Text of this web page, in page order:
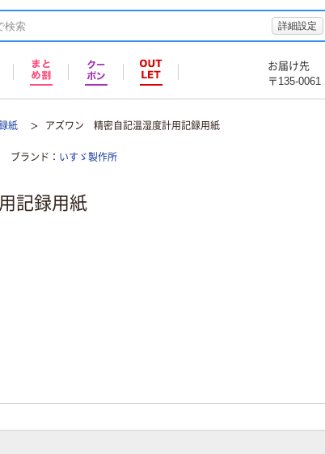
詳細設定
お届け先
〒135-0061
紙 アズワン 精密自記温湿度計用記録用紙
ブランド いすゞ製作所
記録用紙